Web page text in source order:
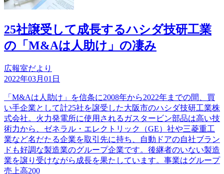
25社譲受して成長するハシダ技研工業
の「M&Aは人助け」の凄み
広報室だより
2022年03月01日
「M&Aは人助け」を信条に2008年から2022年までの間、買
い手企業として計25社を譲受した大阪市のハシダ技研工業株
式会社。火力発電所に使用されるガスタービン部品は高い技
術力から、ゼネラル・エレクトリック（GE）社や三菱重工
業など名だたる企業を取引先に持ち、自動ドアの自社ブラン
ドも好調な製造業のグループ企業です。後継者のいない製造
業を譲り受けながら成長を果たしています。事業はグループ
売上高200